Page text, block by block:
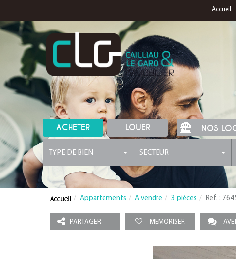
Accueil
ACHETER LOUER NOS
TYPE DE BIEN SECTEUR
Appartements A vendre 3 pièces Ref. :
PARTAGER MEMORISER